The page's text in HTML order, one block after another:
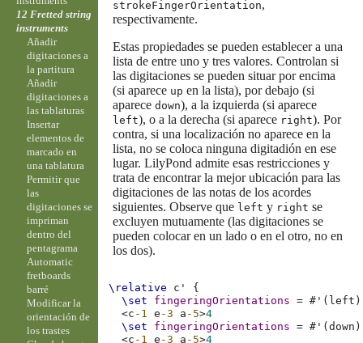
strokeFingerOrientation,
respectivamente.
Estas propiedades se pueden establecer a una
lista de entre uno y tres valores. Controlan si
las digitaciones se pueden situar por encima
(si aparece up en la lista), por debajo (si
aparece down), a la izquierda (si aparece
left), o a la derecha (si aparece right). Por
contra, si una localización no aparece en la
lista, no se coloca ninguna digitadión en ese
lugar. LilyPond admite esas restricciones y
trata de encontrar la mejor ubicación para las
digitaciones de las notas de los acordes
siguientes. Observe que left y right se
excluyen mutuamente (las digitaciones se
pueden colocar en un lado o en el otro, no en
los dos).
\relative c'
{
\set
fingeringOrientations = # ' ( left )
<c -1 e -3 a -5>4
\set
fingeringOrientations = # ' (down )
<c -1 e -3 a -5>4
12 Fretted string
instruments
Añadir
digitaciones a
la partitura
Añadir
digitaciones a
las tablaturas
Insertar
elementos de
marcado en
una tablatura
Permitir que
las
digitaciones se
impriman
dentro del
pentagrama
Automatic
fretboards
barré
Modificar la
orientación de
los trastes